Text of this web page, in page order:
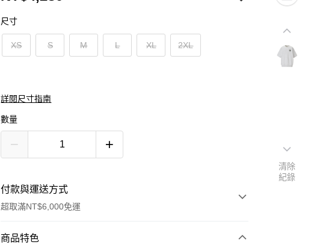
尺寸
XS S M L XL 2XL
詳閱尺寸指南
數量
付款與運送方式
超取滿NT$6,000免運
付款方式
商品特色
清除
紀錄